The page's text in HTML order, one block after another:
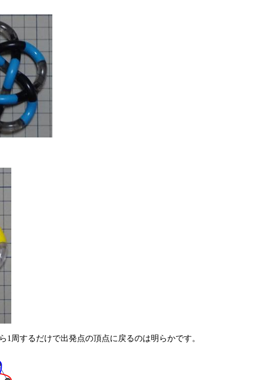
周するだけで出発点の頂点に戻るのは明らかです。